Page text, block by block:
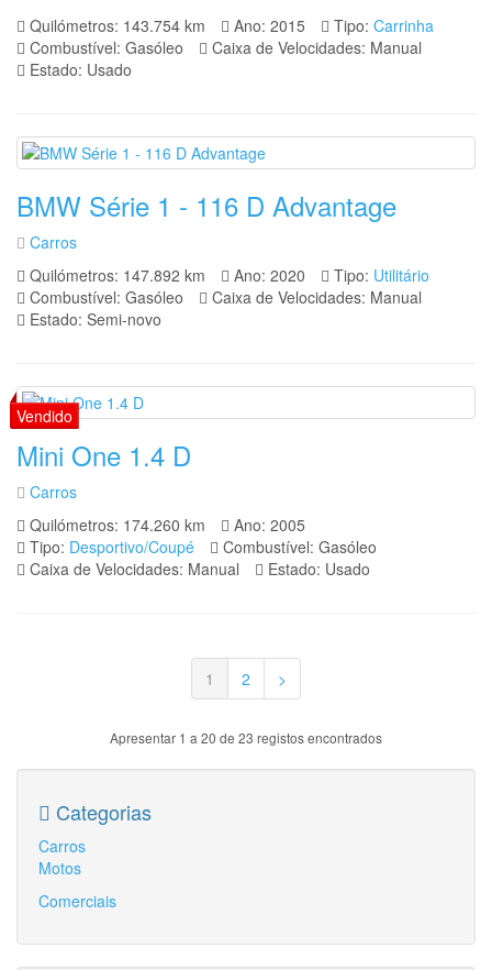
Quilómetros: 143.754 km
Ano: 2015 Tipo: Carrinha
Combustível: Gasóleo
Caixa de Velocidades: Manual
Estado: Usado
BMW Série 1 - 116 D Advantage
Carros
Quilómetros: 147.892 km
Ano: 2020 Tipo: Utilitário
Combustível: Gasóleo
Caixa de Velocidades: Manual
Estado: Semi-novo
Mini One 1.4 D
Carros
Quilómetros: 174.260 km
Ano: 2005
Tipo: Desportivo/Coupé
Combustível: Gasóleo
Caixa de Velocidades: Manual
Estado: Usado
1 2 >
Apresentar 1 a 20 de 23 registos encontrados
Categorias
Carros
Motos
Comerciais